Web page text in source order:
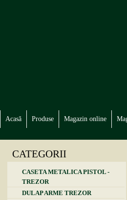
Acasă Produse Magazin online
CATEGORII
CASETA METALICA PISTOL -
TREZOR
DULAP ARME TREZOR